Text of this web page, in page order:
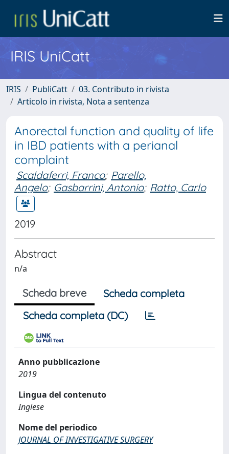
IRIS UniCatt
IRIS PubliCatt
03. Contributo in rivista
Articolo in rivista, Nota a sentenza
Anorectal function and quality of life
in IBD patients with a perianal
complaint
Scaldaferri, Franco; Parello,
Angelo; Gasbarrini, Antonio; Ratto, Carlo
2019
Abstract
n/a
Scheda breve
Scheda completa
Scheda completa (DC)
Anno pubblicazione
2019
Lingua del contenuto
Inglese
Nome del periodico
JOURNAL OF INVESTIGATIVE SURGERY